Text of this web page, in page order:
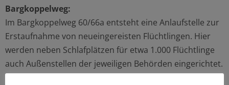
Bargkoppelweg:
Im Bargkoppelweg 60/66a entsteht eine Anlaufstelle zur
Erstaufnahme von neueingereisten Flüchtlingen. Hier
werden neben Schlafplätzen für etwa 1.000 Flüchtlinge
auch Außenstellen der jeweiligen Behörden eingerichtet.
Das städtische Unternehmen fördern und wohnen AöR